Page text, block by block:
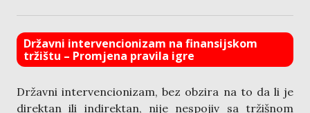
Državni intervencionizam na finansijskom
tržištu – Promjena pravila igre
Državni intervencionizam, bez obzira na to da li je
direktan ili indirektan, nije nespojiv sa tržišnom